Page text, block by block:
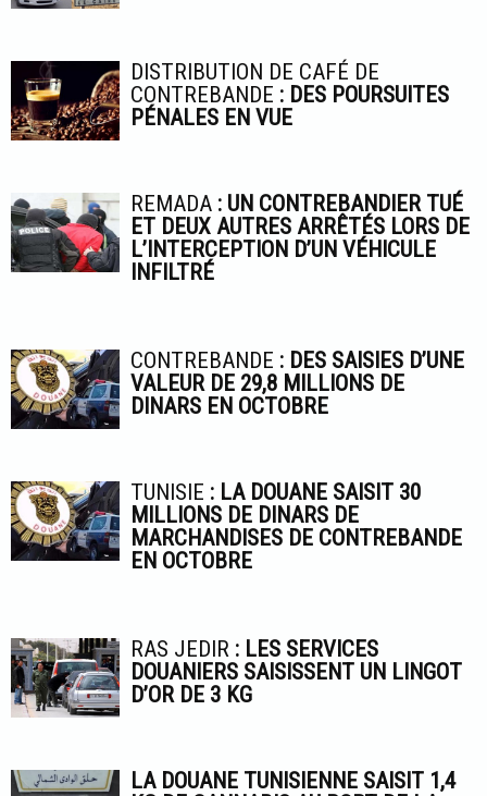
DISTRIBUTION DE CAFÉ DE
CONTREBANDE : DES POURSUITES
PÉNALES EN VUE
REMADA : UN CONTREBANDIER TUÉ
ET DEUX AUTRES ARRÊTÉS LORS DE
L’INTERCEPTION D’UN VÉHICULE
INFILTRÉ
CONTREBANDE : DES SAISIES D’UNE
VALEUR DE 29,8 MILLIONS DE
DINARS EN OCTOBRE
TUNISIE : LA DOUANE SAISIT 30
MILLIONS DE DINARS DE
MARCHANDISES DE CONTREBANDE
EN OCTOBRE
RAS JEDIR : LES SERVICES
DOUANIERS SAISISSENT UN LINGOT
D’OR DE 3 KG
LA DOUANE TUNISIENNE SAISIT 1,4